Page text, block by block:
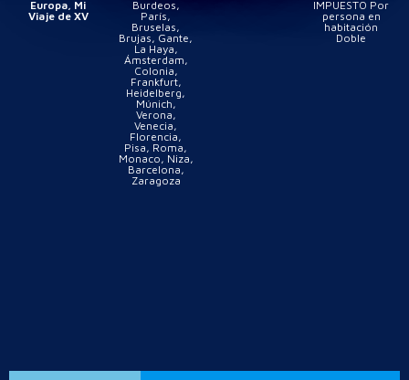
Europa, Mi
Viaje de XV
Burdeos,
París,
Bruselas,
Brujas, Gante,
La Haya,
Ámsterdam,
Colonia,
Frankfurt,
Heidelberg,
Múnich,
Verona,
Venecia,
Florencia,
Pisa, Roma,
Monaco, Niza,
Barcelona,
Zaragoza
IMPUESTO Por
persona en
habitación
Doble